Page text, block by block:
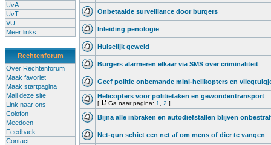
UvA
UvT
VU
Meer links
Rechtenforum
Over Rechtenforum
Maak favoriet
Maak startpagina
Mail deze site
Link naar ons
Colofon
Meedoen
Feedback
Contact
Onbetaalde surveillance door burgers
Inleiding penologie
Huiselijk geweld
Burgers alarmeren elkaar via SMS over criminaliteit
Geef politie onbemande mini-helikopters en
Helicopters voor politietaken en gewondentransport
[ Ga naar pagina: 1 2 ]
Bijna alle inbraken en autodiefstallen blijven
Net-gun schiet een net af om mens of dier te vangen